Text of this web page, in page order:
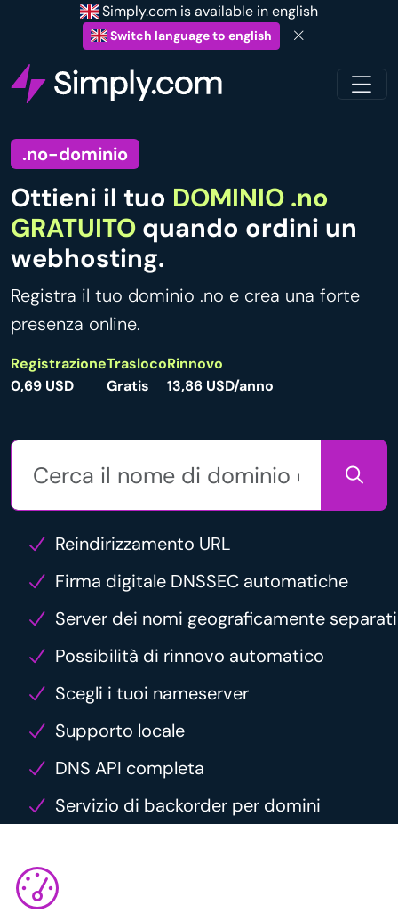
Simply.com is available in english
Switch language to english
.no-dominio
Ottieni il tuo DOMINIO .no
GRATUITO quando ordini un
webhosting.
Registra il tuo dominio .no e crea una forte
presenza online.
Registrazione
0,69 USD
Trasloco
Gratis
Rinnovo
13,86 USD/anno
Reindirizzamento URL
Firma digitale DNSSEC automatiche
Server dei nomi geograficamente separati
Possibilità di rinnovo automatico
Scegli i tuoi nameserver
Supporto locale
DNS API completa
Servizio di backorder per domini